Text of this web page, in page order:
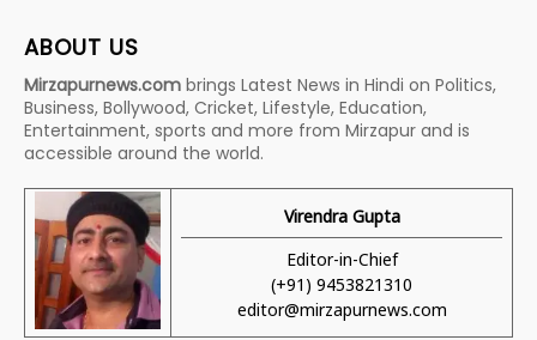
ABOUT US
Mirzapurnews.com brings Latest News in Hindi on Politics,
Business, Bollywood, Cricket, Lifestyle, Education,
Entertainment, sports and more from Mirzapur and is
accessible around the world.
Virendra Gupta
Editor-in-Chief
(+91) 9453821310
editor@mirzapurnews.com